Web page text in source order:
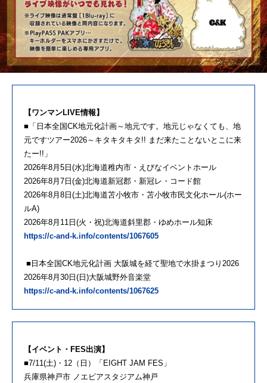
【ワンマンLIVE情報】
■「日本全国CK地元化計画～地元です。地元じゃなくても、地
元ですツアー2026～キタキタキタ!! まだ来たことないとこに来
たー!!」
2026年8月5日(水)北海道稚内市・えびなイベントホール
2026年8月7日(金)北海道新冠郡・新冠レ・コード館
2026年8月8日(土)北海道苫小牧市・苫小牧市民文化ホール(ホー
ルA)
2026年8月11日(火・祝)北海道斜里郡・ゆめホール知床
https://c-and-k.info/contents/1067605
■日本全国CK地元化計画 大阪城を経て聖地で水掛まつり2026
2026年8月30日(日)大阪城野外音楽堂
https://c-and-k.info/contents/1067625
【イベント・FES出演】
■7/11(土)・12（日）「EIGHT JAM FES」
兵庫県神戸市 ノエビアスタジアム神戸